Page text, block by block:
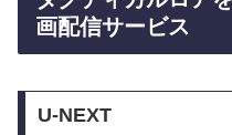
画配信サービス
U-NEXT